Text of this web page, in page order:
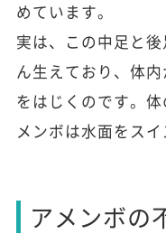
めています。
実は、この中足と
ん生えており、体
をはじくのです。
メンボは水面をスイ
アメンボの